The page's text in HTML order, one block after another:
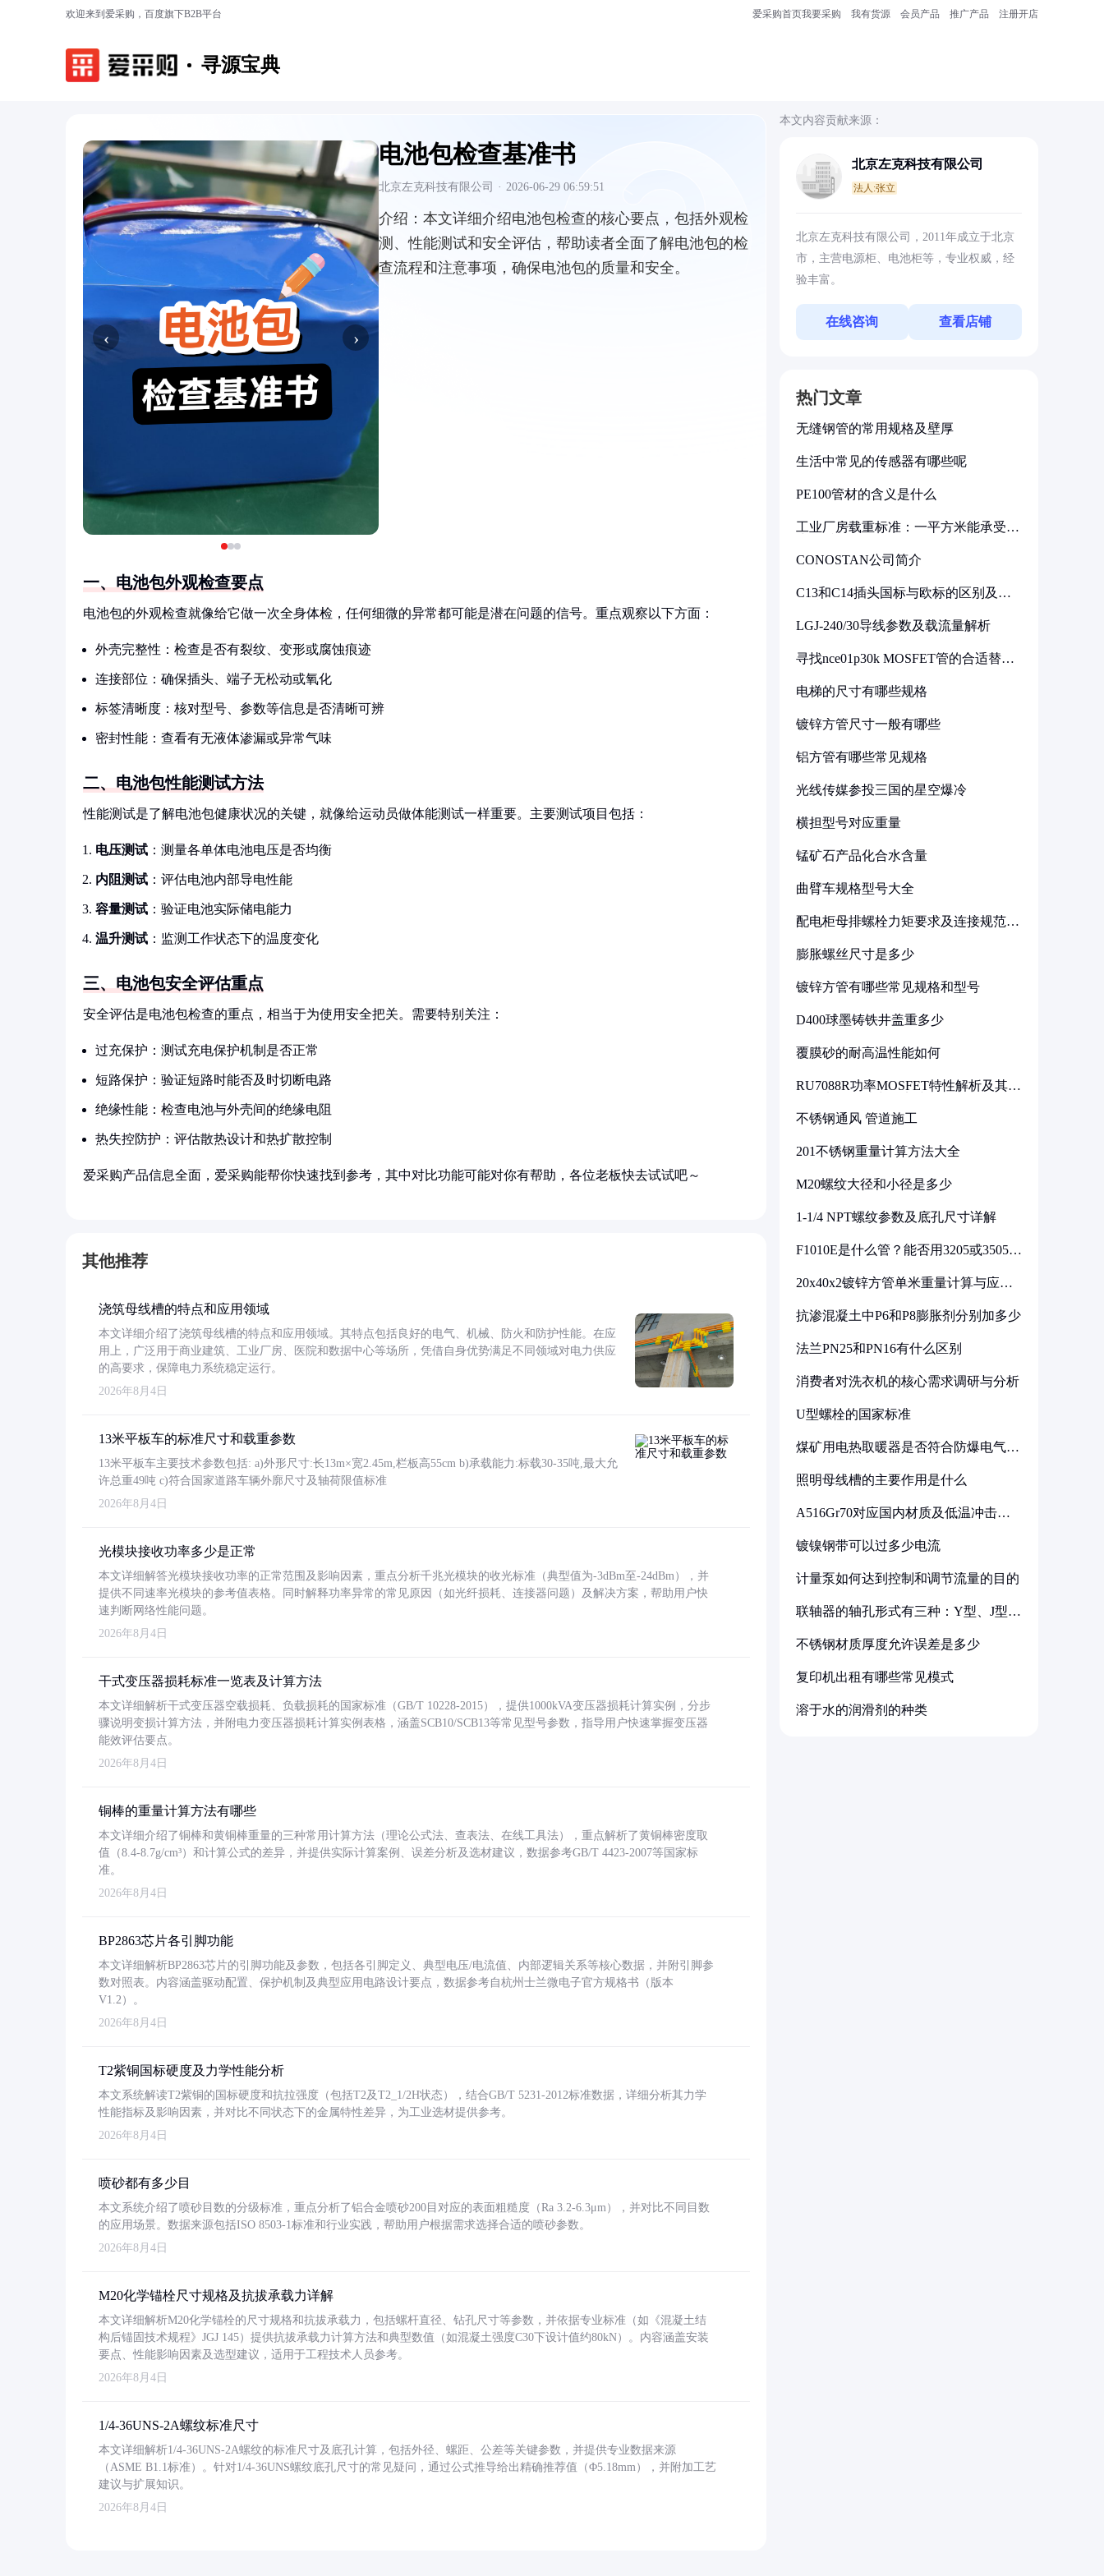
欢迎来到爱采购，百度旗下B2B平台 爱采购首页我要采购 我有货源 会员产品 推广产品 注册开店
寻源宝典
‹ ›
电池包检查基准书
北京左克科技有限公司 · 2026-06-29 06:59:51
介绍： 本文详细介绍电池包检查的核心要点，包括外观检
测、性能测试和安全评估，帮助读者全面了解电池包的检
查流程和注意事项，确保电池包的质量和安全。
一、电池包外观检查要点
电池包的外观检查就像给它做一次全身体检，任何细微的异常都可能是潜在问题的信号。重点观察以下方面：
外壳完整性：检查是否有裂纹、变形或腐蚀痕迹
连接部位：确保插头、端子无松动或氧化
标签清晰度：核对型号、参数等信息是否清晰可辨
密封性能：查看有无液体渗漏或异常气味
二、电池包性能测试方法
性能测试是了解电池包健康状况的关键，就像给运动员做体能测试一样重要。主要测试项目包括：
电压测试 ：测量各单体电池电压是否均衡
内阻测试 ：评估电池内部导电性能
容量测试 ：验证电池实际储电能力
温升测试 ：监测工作状态下的温度变化
三、电池包安全评估重点
安全评估是电池包检查的重点，相当于为使用安全把关。需要特别关注：
过充保护：测试充电保护机制是否正常
短路保护：验证短路时能否及时切断电路
绝缘性能：检查电池与外壳间的绝缘电阻
热失控防护：评估散热设计和热扩散控制
爱采购产品信息全面，爱采购能帮你快速找到参考，其中对比功能可能对你有帮助，各位老板快去试试吧～
其他推荐
浇筑母线槽的特点和应用领域
本文详细介绍了浇筑母线槽的特点和应用领域。其特点包括良好的电气、机械、防火和防护性能。在应
用上，广泛用于商业建筑、工业厂房、医院和数据中心等场所，凭借自身优势满足不同领域对电力供应
的高要求，保障电力系统稳定运行。
2026年8月4日
13米平板车的标准尺寸和载重参数
13米平板车主要技术参数包括: a)外形尺寸:长13m×宽2.45m,栏板高55cm b)承载能力:标载30-35吨,最大允
许总重49吨 c)符合国家道路车辆外廓尺寸及轴荷限值标准
2026年8月4日
光模块接收功率多少是正常
本文详细解答光模块接收功率的正常范围及影响因素，重点分析千兆光模块的收光标准（典型值为-3dBm至-24dBm），并
提供不同速率光模块的参考值表格。同时解释功率异常的常见原因（如光纤损耗、连接器问题）及解决方案，帮助用户快
速判断网络性能问题。
2026年8月4日
干式变压器损耗标准一览表及计算方法
本文详细解析干式变压器空载损耗、负载损耗的国家标准（GB/T 10228-2015），提供1000kVA变压器损耗计算实例，分步
骤说明变损计算方法，并附电力变压器损耗计算实例表格，涵盖SCB10/SCB13等常见型号参数，指导用户快速掌握变压器
能效评估要点。
2026年8月4日
铜棒的重量计算方法有哪些
本文详细介绍了铜棒和黄铜棒重量的三种常用计算方法（理论公式法、查表法、在线工具法），重点解析了黄铜棒密度取
值（8.4-8.7g/cm³）和计算公式的差异，并提供实际计算案例、误差分析及选材建议，数据参考GB/T 4423-2007等国家标
准。
2026年8月4日
BP2863芯片各引脚功能
本文详细解析BP2863芯片的引脚功能及参数，包括各引脚定义、典型电压/电流值、内部逻辑关系等核心数据，并附引脚参
数对照表。内容涵盖驱动配置、保护机制及典型应用电路设计要点，数据参考自杭州士兰微电子官方规格书（版本
V1.2）。
2026年8月4日
T2紫铜国标硬度及力学性能分析
本文系统解读T2紫铜的国标硬度和抗拉强度（包括T2及T2_1/2H状态），结合GB/T 5231-2012标准数据，详细分析其力学
性能指标及影响因素，并对比不同状态下的金属特性差异，为工业选材提供参考。
2026年8月4日
喷砂都有多少目
本文系统介绍了喷砂目数的分级标准，重点分析了铝合金喷砂200目对应的表面粗糙度（Ra 3.2-6.3μm），并对比不同目数
的应用场景。数据来源包括ISO 8503-1标准和行业实践，帮助用户根据需求选择合适的喷砂参数。
2026年8月4日
M20化学锚栓尺寸规格及抗拔承载力详解
本文详细解析M20化学锚栓的尺寸规格和抗拔承载力，包括螺杆直径、钻孔尺寸等参数，并依据专业标准（如《混凝土结
构后锚固技术规程》JGJ 145）提供抗拔承载力计算方法和典型数值（如混凝土强度C30下设计值约80kN）。内容涵盖安装
要点、性能影响因素及选型建议，适用于工程技术人员参考。
2026年8月4日
1/4-36UNS-2A螺纹标准尺寸
本文详细解析1/4-36UNS-2A螺纹的标准尺寸及底孔计算，包括外径、螺距、公差等关键参数，并提供专业数据来源
（ASME B1.1标准）。针对1/4-36UNS螺纹底孔尺寸的常见疑问，通过公式推导给出精确推荐值（Φ5.18mm），并附加工艺
建议与扩展知识。
2026年8月4日
本文内容贡献来源：
北京左克科技有限公司
法人:张立
北京左克科技有限公司，2011年成立于北京
市，主营电源柜、电池柜等，专业权威，经
验丰富。
在线咨询 查看店铺
热门文章
无缝钢管的常用规格及壁厚
生活中常见的传感器有哪些呢
PE100管材的含义是什么
工业厂房载重标准：一平方米能承受多
CONOSTAN公司简介
C13和C14插头国标与欧标的区别及其
LGJ-240/30导线参数及载流量解析
寻找nce01p30k MOSFET管的合适替代
电梯的尺寸有哪些规格
镀锌方管尺寸一般有哪些
铝方管有哪些常见规格
光线传媒参投三国的星空爆冷
横担型号对应重量
锰矿石产品化合水含量
曲臂车规格型号大全
配电柜母排螺栓力矩要求及连接规范详
膨胀螺丝尺寸是多少
镀锌方管有哪些常见规格和型号
D400球墨铸铁井盖重多少
覆膜砂的耐高温性能如何
RU7088R功率MOSFET特性解析及其在
不锈钢通风 管道施工
201不锈钢重量计算方法大全
M20螺纹大径和小径是多少
1-1/4 NPT螺纹参数及底孔尺寸详解
F1010E是什么管？能否用3205或3505代
20x40x2镀锌方管单米重量计算与应用
抗渗混凝土中P6和P8膨胀剂分别加多少
法兰PN25和PN16有什么区别
消费者对洗衣机的核心需求调研与分析
U型螺栓的国家标准
煤矿用电热取暖器是否符合防爆电气设
照明母线槽的主要作用是什么
A516Gr70对应国内材质及低温冲击要
镀镍钢带可以过多少电流
计量泵如何达到控制和调节流量的目的
联轴器的轴孔形式有三种：Y型、J型、
不锈钢材质厚度允许误差是多少
复印机出租有哪些常见模式
溶于水的润滑剂的种类